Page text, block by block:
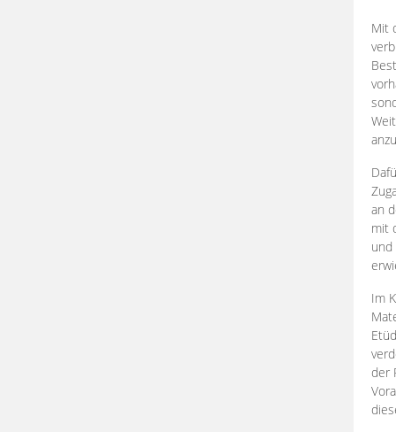
Mit
an
mit
und
Im
der